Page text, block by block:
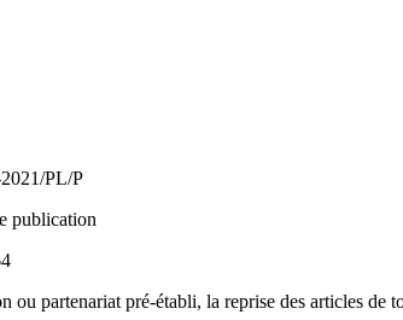
PL/P
publication
ou partenariat pré-établi, la reprise des articles